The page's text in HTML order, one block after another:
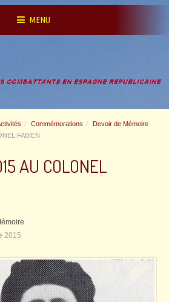
MENU
Commémorations
Devoir de Mémoire
FABIEN
AU COLONEL
2015